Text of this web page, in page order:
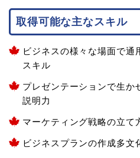
取得可能な主なスキル
ビジネスの様々な場面で通
スキル
プレゼンテーションで生か
説明力
マーケティング戦略の立て
ビジネスプランの作成多文